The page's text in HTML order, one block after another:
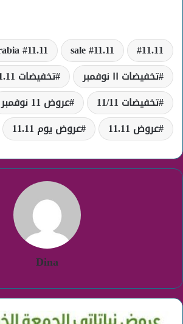
11.11
11.11 sale
11.11 sale saudi arabia
تخفيضات ١١ نوفمبر
تخفيضات 11.11
تخفيضات 11/11
عروض 11 نوفمبر
عروض 11.11
عروض يوم 11.11
Dina
عروض